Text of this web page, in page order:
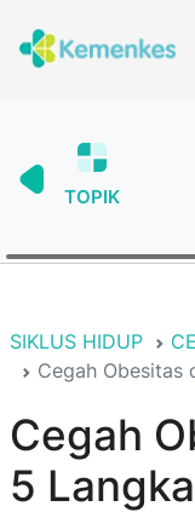
TOPIK
SIKLUS HIDUP
Cegah Obesitas
Cegah
5